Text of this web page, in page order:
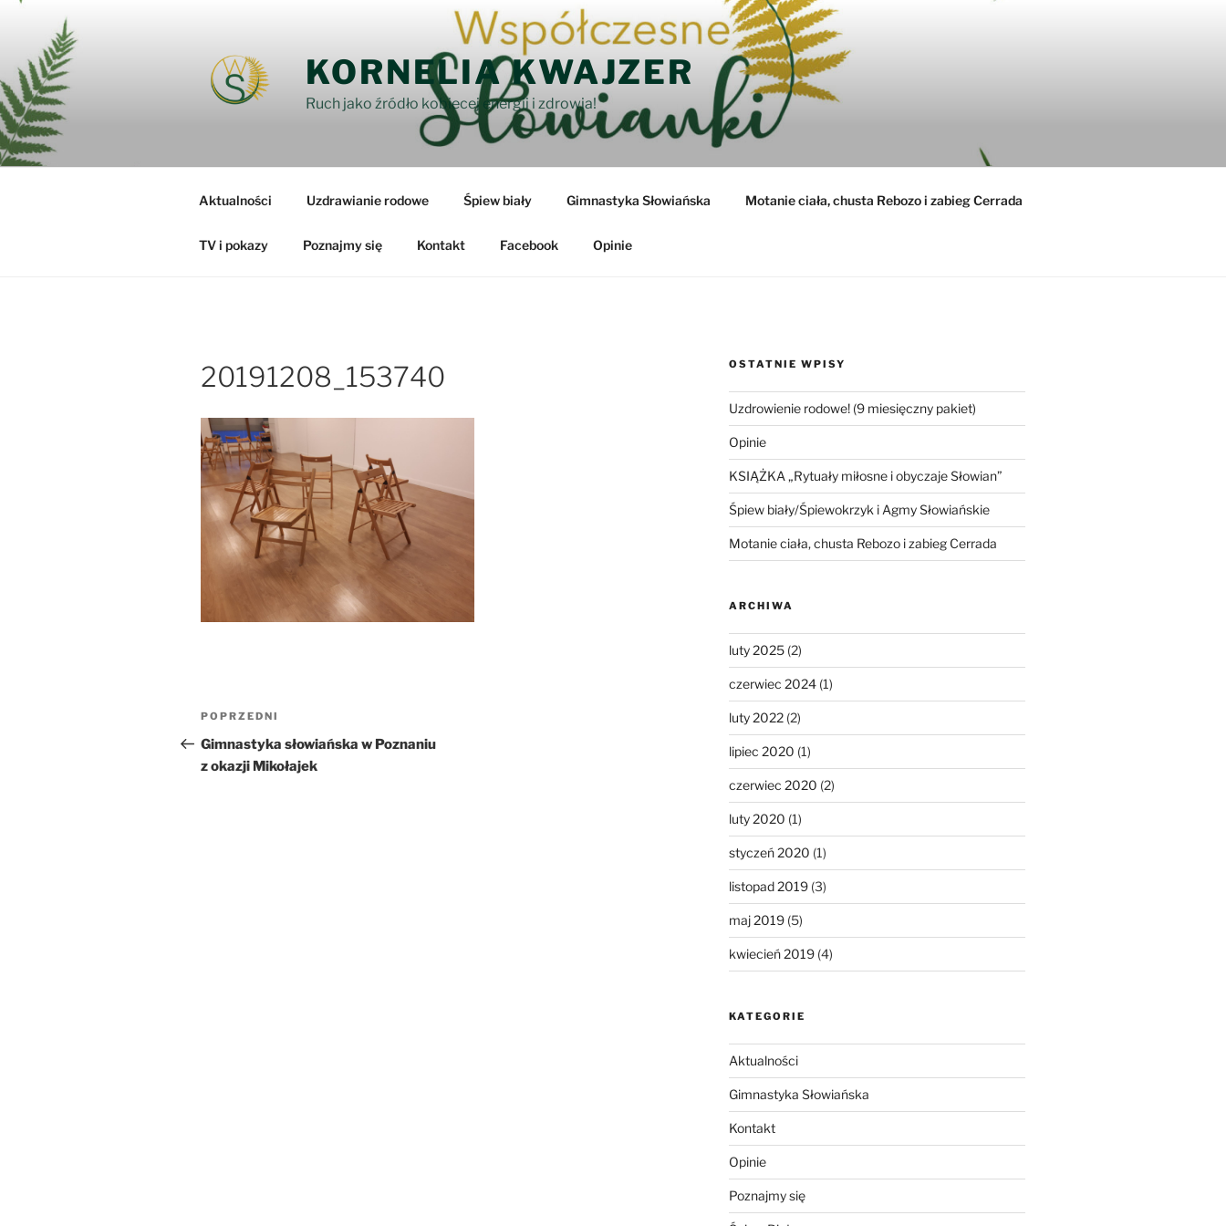
Przejdź
KORNELIA KWAJZER
Ruch jako źródło kobiecej energii i zdrowia!
Aktualności Uzdrawianie rodowe Śpiew biały Gimnastyka Słowiańska Motanie ciała, chusta Rebozo i zabieg Cerrada
TV i pokazy Poznajmy się Kontakt Facebook Opinie
20191208_153740
Nawigacja
wpisu
Poprzedni
wpis
POPRZEDNI
Gimnastyka słowiańska w Poznaniu
z okazji Mikołajek
OSTATNIE WPISY
Uzdrowienie rodowe! (9 miesięczny pakiet)
Opinie
KSIĄŻKA „Rytuały miłosne i obyczaje Słowian”
Śpiew biały/Śpiewokrzyk i Agmy Słowiańskie
Motanie ciała, chusta Rebozo i zabieg Cerrada
ARCHIWA
luty 2025(2)
czerwiec 2024(1)
luty 2022(2)
lipiec 2020 (1)
czerwiec 2020 (2)
luty 2020 (1)
styczeń 2020 (1)
listopad 2019(3)
maj 2019(5)
kwiecień 2019(4)
KATEGORIE
Aktualności
Gimnastyka Słowiańska
Kontakt
Opinie
Poznajmy się